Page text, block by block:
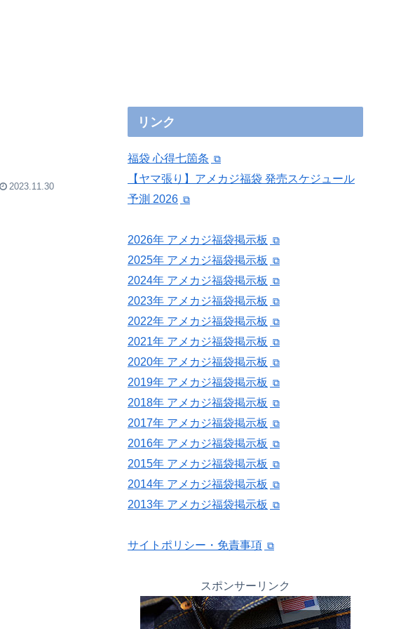
2023.11.30
リンク
福袋 心得七箇条
【ヤマ張り】アメカジ福袋 発売スケジュール
予測 2026
2026年 アメカジ福袋掲示板
2025年 アメカジ福袋掲示板
2024年 アメカジ福袋掲示板
2023年 アメカジ福袋掲示板
2022年 アメカジ福袋掲示板
2021年 アメカジ福袋掲示板
2020年 アメカジ福袋掲示板
2019年 アメカジ福袋掲示板
2018年 アメカジ福袋掲示板
2017年 アメカジ福袋掲示板
2016年 アメカジ福袋掲示板
2015年 アメカジ福袋掲示板
2014年 アメカジ福袋掲示板
2013年 アメカジ福袋掲示板
サイトポリシー・免責事項
スポンサーリンク